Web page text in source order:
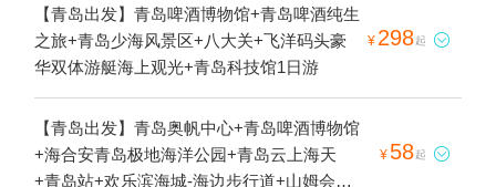
【青岛出发】青岛啤酒博物馆+青岛啤酒纯生
之旅+青岛少海风景区+八大关+飞洋码头豪
华双体游艇海上观光+青岛科技馆1日游
¥ 298起 
【青岛出发】青岛奥帆中心+青岛啤酒博物馆
+海合安青岛极地海洋公园+青岛云上海天
+青岛站+欢乐滨海城-海边步行道+山姆会员
¥ 58起 